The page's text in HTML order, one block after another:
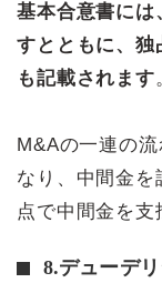
基本合意書に
すとともに、独
も記載されます
M&Aの一連の
なり、中間金
点で中間金を支
8.デューデ